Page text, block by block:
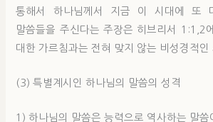
통해서 하나님께서 지금 이 시대에 또
말씀들을 주신다는 주장은 히브리서 1:1,2
대한 가르침과는 전혀 맞지 않는 비성경적인
(3) 특별계시인 하나님의 말씀의 성격
1) 하나님의 말씀은 능력으로 역사하는 말씀